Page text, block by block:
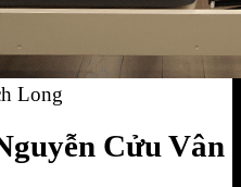
Long
Cửu Vân